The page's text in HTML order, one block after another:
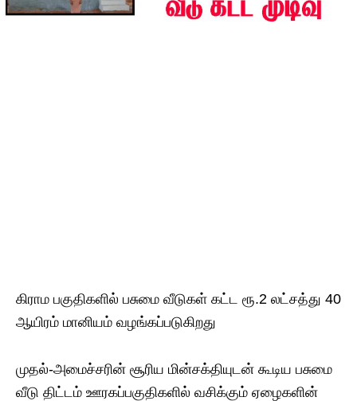
கிராம பகுதிகளில் பசுமை வீடுகள் கட்ட ரூ.2 லட்சத்து 40
ஆயிரம் மானியம் வழங்கப்படுகிறது
முதல்-அமைச்சரின் சூரிய மின்சக்தியுடன் கூடிய பசுமை
வீடு திட்டம் ஊரகப்பகுதிகளில் வசிக்கும் ஏழைகளின்